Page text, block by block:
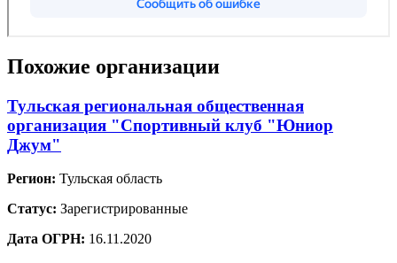
Похожие организации
Тульская региональная общественная
организация "Спортивный клуб "Юниор
Джум"
Регион: Тульская область
Статус: Зарегистрированные
Дата ОГРН: 16.11.2020